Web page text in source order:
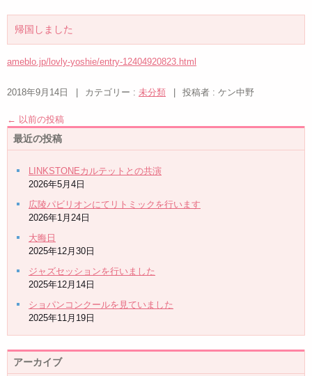
帰国しました
ameblo.jp/lovly-yoshie/entry-12404920823.html
2018年9月14日 カテゴリー : 未分類 投稿者 : ケン中野
← 以前の投稿
最近の投稿
LINKSTONEカルテットとの共演
2026年5月4日
広陵パビリオンにてリトミックを行います
2026年1月24日
大晦日
2025年12月30日
ジャズセッションを行いました
2025年12月14日
ショパンコンクールを見ていました
2025年11月19日
アーカイブ